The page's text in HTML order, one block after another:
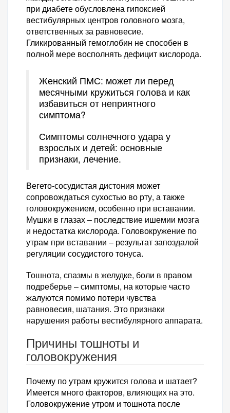
при диабете обусловлена гипоксией
вестибулярных центров головного мозга,
ответственных за равновесие.
Гликированный гемоглобин не способен в
полной мере восполнять дефицит кислорода.
Женский ПМС: может ли перед
месячными кружиться голова и как
избавиться от неприятного
симптома?
Симптомы солнечного удара у
взрослых и детей: основные
признаки, лечение.
Вегето-сосудистая дистония может
сопровождаться сухостью во рту, а также
головокружением, особенно при вставании.
Мушки в глазах – последствие ишемии мозга
и недостатка кислорода. Головокружение по
утрам при вставании – результат запоздалой
регуляции сосудистого тонуса.
Тошнота, спазмы в желудке, боли в правом
подреберье – симптомы, на которые часто
жалуются помимо потери чувства
равновесия, шатания. Это признаки
нарушения работы вестибулярного аппарата.
Причины тошноты и
головокружения
Почему по утрам кружится голова и шатает?
Имеется много факторов, влияющих на это.
Головокружение утром и тошнота после